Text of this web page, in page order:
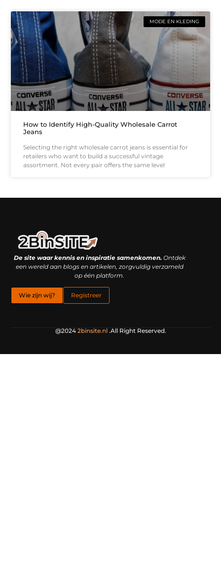
MODE EN KLEDING
How to Identify High-Quality Wholesale Carrot
Jeans
Selecting the right wholesale carrot jeans is essential for
retailers who want to build a successful vintage
assortment. Not every pair offers the same level
De site waar kennis en inspiratie samenkomen.Ontdek
een wereld aan blogs en artikelen, zorgvuldig verzameld
op één platform.
Wie zijn wij? Registreer
@2024 2binsite.nl.All Right Reserved.